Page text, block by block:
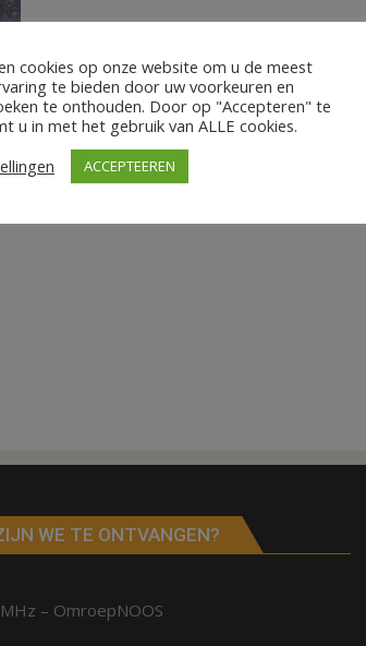
WE TE ONTVANGEN?
– OmroepNOOS
cookies op onze website om u de meest
te bieden door uw voorkeuren en
te onthouden. Door op "Accepteren" te
u in met het gebruik van ALLE cookies.
ACCEPTEEREN